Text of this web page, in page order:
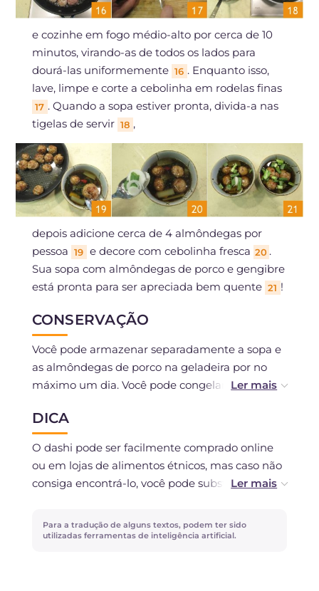
e cozinhe em fogo médio-alto por cerca de 10
minutos, virando-as de todos os lados para
dourá-las uniformemente 16 . Enquanto isso,
lave, limpe e corte a cebolinha em rodelas finas
17 . Quando a sopa estiver pronta, divida-a nas
tigelas de servir 18 ,
depois adicione cerca de 4 almôndegas por
pessoa 19 e decore com cebolinha fresca 20 .
Sua sopa com almôndegas de porco e gengibre
está pronta para ser apreciada bem quente 21 !
CONSERVAÇÃO
Você pode armazenar separadamente a sopa e
as almôndegas de porco na geladeira por no
máximo um dia. Você pode congelar as
frescos, não descongelados.
DICA
O dashi pode ser facilmente comprado online
ou em lojas de alimentos étnicos, mas caso não
consiga encontrá-lo, você pode substituí-lo por
frango. O gengibre e o capim-limão são
adicionados em pedaços grandes para que
Para a tradução de alguns textos, podem ter sido
utilizadas ferramentas de inteligência artificial.